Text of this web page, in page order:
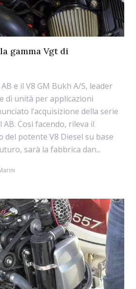
gamma Vgt di
e il V8 GM Bukh A/S, leader
di unità per applicazioni
l’acquisizione della serie
Così facendo, rileva il
potente V8 Diesel su base
sarà la fabbrica dan...